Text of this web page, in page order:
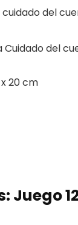
del
del
20 cm
Juego